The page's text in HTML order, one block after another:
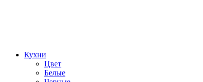
Кухни
Цвет
Белые